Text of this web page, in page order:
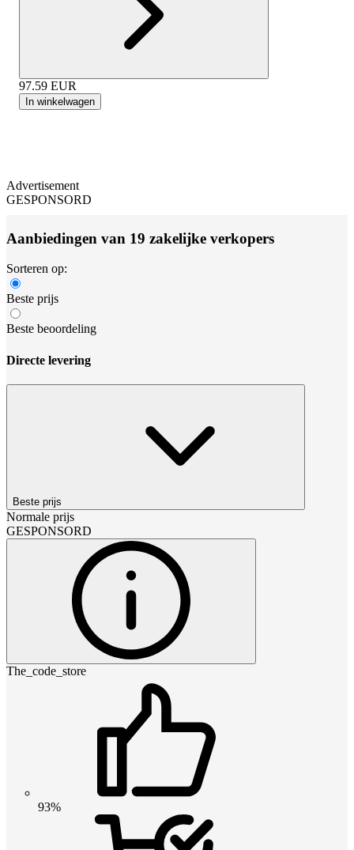
97.59 EUR
In winkelwagen
Advertisement
GESPONSORD
Aanbiedingen van 19 zakelijke verkopers
Sorteren op:
Beste prijs
Beste beoordeling
Directe levering
Beste prijs
Normale prijs
GESPONSORD
The_code_store
93%